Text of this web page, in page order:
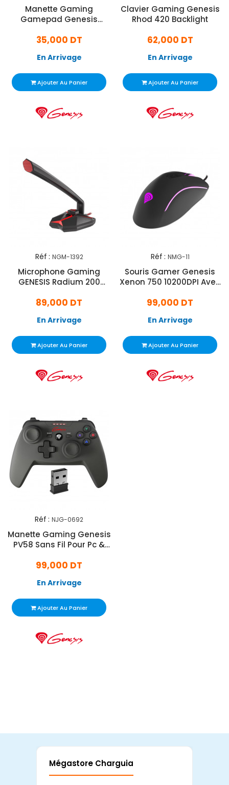
Manette Gaming
Gamepad Genesis
35,000 DT
En Arrivage
Ajouter Au Panier
Clavier Gaming Genesis
Rhod 420 Backlight
62,000 DT
En Arrivage
Ajouter Au Panier
Réf : NGM-1392
Microphone Gaming
GENESIS Radium 200
89,000 DT
En Arrivage
Ajouter Au Panier
Réf : NMG-11
Souris Gamer Genesis
Xenon 750 10200DPI Avec
99,000 DT
En Arrivage
Ajouter Au Panier
Réf : NJG-0692
Manette Gaming Genesis
PV58 Sans Fil Pour Pc &
99,000 DT
En Arrivage
Ajouter Au Panier
Mégastore Charguia